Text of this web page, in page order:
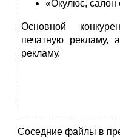
«Окулюс, салон
Основной
печатную рекламу,
рекламу.
Соседние файлы в